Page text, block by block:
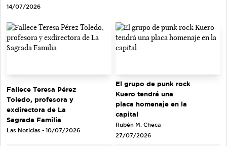
14/07/2026
Fallece Teresa Pérez
Toledo, profesora y
exdirectora de La
Sagrada Familia
Las Noticias - 10/07/2026
El grupo de punk rock
Kuero tendrá una
placa homenaje en la
capital
Rubén M. Checa -
27/07/2026